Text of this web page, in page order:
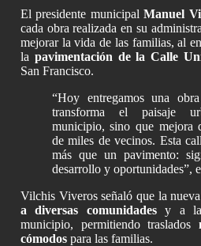
El presidente municipalManuel
cada obra realizada en su
mejorar la vida de las familias, al
la pavimentación de la Calle
San Francisco.
“Hoy entregamos una
transforma el paisaje
municipio, sino que mejora
de miles de vecinos. Esta
más que un pavimento:
desarrollo y oportunidades”,
Vilchis Viveros señaló que la
a diversas comunidadesy a las
municipio, permitiendo traslados
cómodospara las familias.